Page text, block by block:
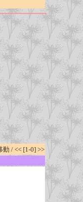
/ << [1-0] >>